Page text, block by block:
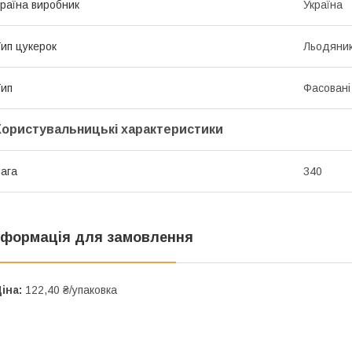
виробник Україна
цукерок
Фасовані
характеристики
340
для замовлення
122,40 ₴/упаковка